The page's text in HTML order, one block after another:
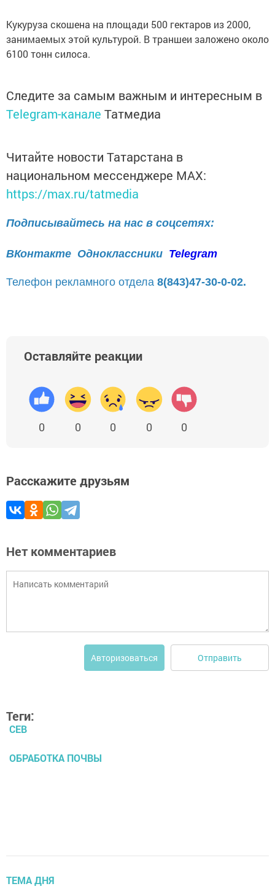
Кукуруза скошена на площади 500 гектаров из 2000,
занимаемых этой культурой. В траншеи заложено около
6100 тонн силоса.
Следите за самым важным и интересным в
Telegram-канале Татмедиа
Читайте новости Татарстана в
национальном мессенджере MАХ:
https://max.ru/tatmedia
Подписывайтесь на нас в соцсетях:
ВКонтакте Одноклассники Telegram
Телефон рекламного отдела 8(843)47-30-0-02.
Оставляйте реакции
0 0 0 0 0
Расскажите друзьям
Нет комментариев
Авторизоваться Отправить
Теги:
СЕВ
ОБРАБОТКА ПОЧВЫ
ТЕМА ДНЯ